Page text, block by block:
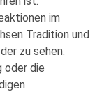
im
Tradition und
zu sehen.
oder die